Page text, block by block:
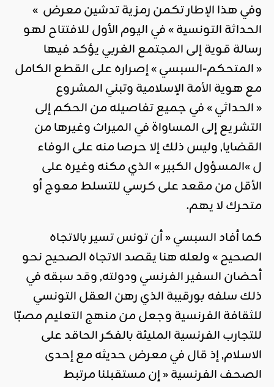
وفي هذا الإطار تكمن رمزية تدشين معرض »
الحداثة التونسية » في اليوم الأول للافتتاح لهو
رسالة قوية إلى المجتمع الغربي يؤكد فيها
« المتحكم-السبسي » إصراره على القطع الكامل
مع هوية الأمة الإسلامية وتبني المشروع
« الحداثي » في جميع تفاصيله من الحكم إلى
التشريع إلى المساواة في الميراث وغيرها من
القضايا, وليس ذلك إلا حرصا منه على الوفاء
ل »المسؤول الكبير » الذي مكنه وغيره على
الأقل من مقعد على كرسي للتسلط معوج أو
متحرك لا يهم.
كما أفاد السبسي « أن تونس تسير بالاتجاه
الصحيح » ولعله هنا يقصد الاتجاه الصحيح نحو
أحضان السفير الفرنسي ودولته, وقد سبقه في
ذلك سلفه بورقيبة الذي رهن العقل التونسي
للثقافة الفرنسية وجعل من منهج التعليم مصبّا
للتجارب الفرنسية المليئة بالفكر الحاقد على
الاسلام, إذ قال في معرض حديثه مع إحدى
الصحف الفرنسية « إن مستقبلنا مرتبط